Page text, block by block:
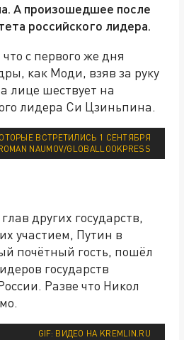
А произошедшее после
российского лидера.
с первого же дня
как Моди, взяв за руку
лице шествует на
лидера Си Цзиньпина.
ВСТРЕТИЛИСЬ 1 СЕНТЯБРЯ
NAUMOV/GLOBALLOOKPRESS
других государств,
участием, Путин в
почётный гость, пошёл
государств
Разве что Никол
GIF: ВИДЕО НА KREMLIN.RU